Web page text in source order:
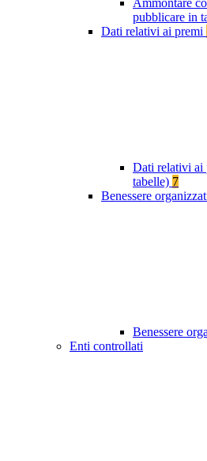
Ammontare
pubblicare in
Dati relativi ai premi
Dati relativi ai
tabelle) 7
Benessere
Benessere
Enti controllati